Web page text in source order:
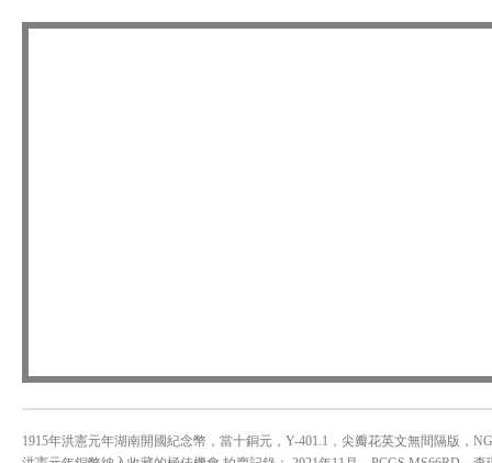
1915年洪憲元年湖南開國紀念幣，當十銅元，Y-401.1，尖瓣花英文無間隔版，